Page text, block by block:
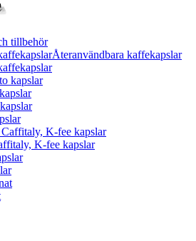
tillbehör
Återanvändbara kaffekapslar
K-fee kapslar